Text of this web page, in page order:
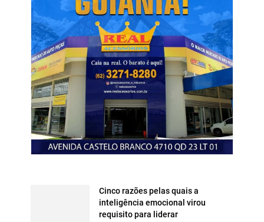
Cinco razões pelas quais a
inteligência emocional virou
requisito para liderar